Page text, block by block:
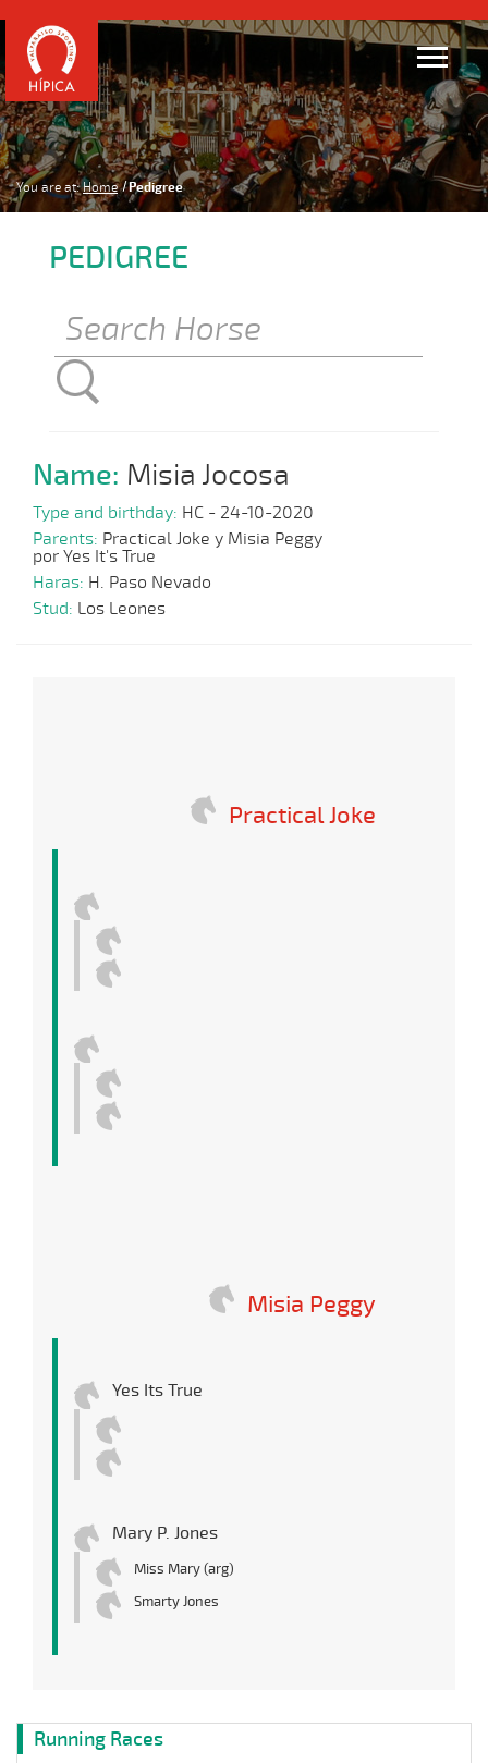
You are at: Home Pedigree
PEDIGREE
Name: Misia Jocosa
Type and birthday: HC - 24-10-2020
Parents: Practical Joke y Misia Peggy
por Yes It's True
Haras: H. Paso Nevado
Stud: Los Leones
Practical Joke
Misia Peggy
Yes Its True
Mary P. Jones
Miss Mary (arg)
Smarty Jones
Running Races